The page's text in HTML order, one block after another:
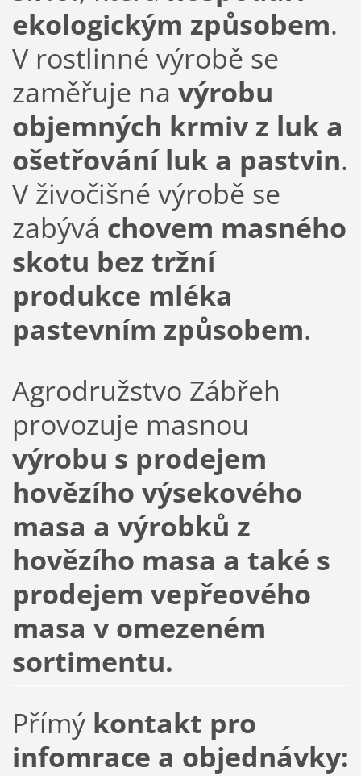
ekologickým způsobem.
V rostlinné výrobě se
zaměřuje na výrobu
objemných krmiv z luk a
ošetřování luk a pastvin.
V živočišné výrobě se
zabývá chovem masného
skotu bez tržní
produkce mléka
pastevním způsobem.
Agrodružstvo Zábřeh
provozuje masnou
výrobu s prodejem
hovězího výsekového
masa a výrobků z
hovězího masa a také s
prodejem vepřeového
masa v omezeném
sortimentu.
Přímý kontakt pro
infomrace a objednávky: